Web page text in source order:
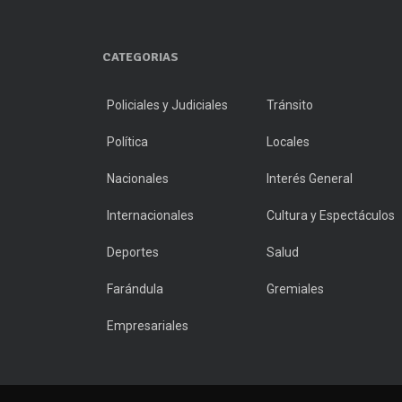
CATEGORIAS
Policiales y Judiciales Tránsito
Política Locales
Nacionales Interés General
Internacionales Cultura y Espectáculos
Deportes Salud
Farándula Gremiales
Empresariales